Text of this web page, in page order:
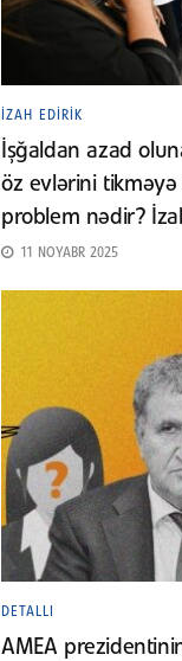
İZAH EDIRIK
İşğaldan azad
öz evlərini tikməyə
problem nədir?
11 NOYABR 2025
DETALLI
AMEA